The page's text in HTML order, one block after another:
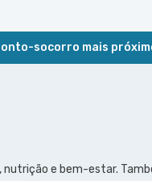
socorro mais
nutrição e bem-estar.